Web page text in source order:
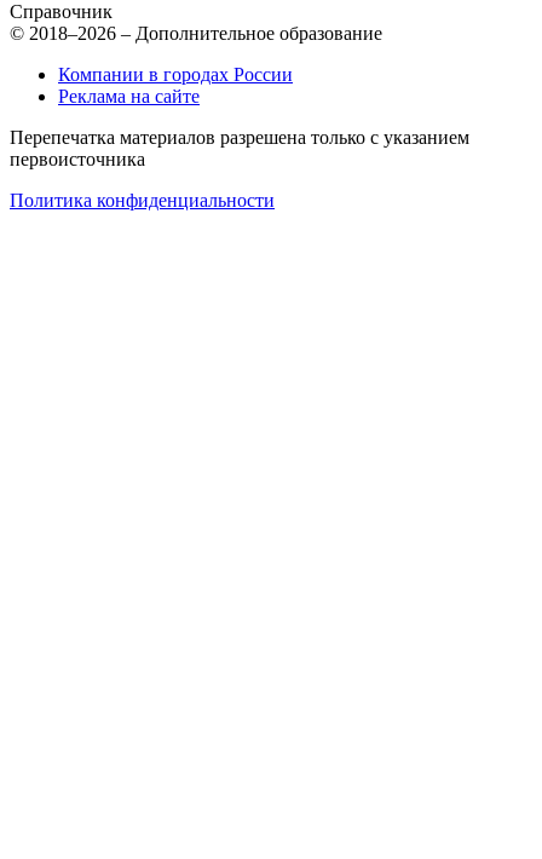
Справочник
© 2018–2026 – Дополнительное образование
Компании в городах России
Реклама на сайте
Перепечатка материалов разрешена только с указанием
первоисточника
Политика конфиденциальности